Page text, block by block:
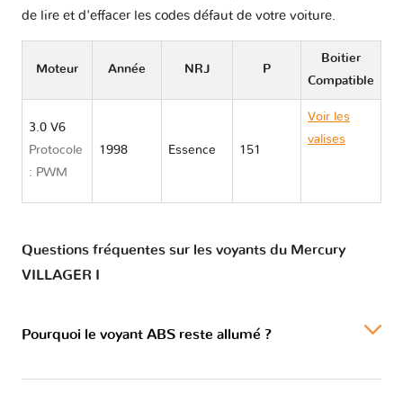
de lire et d'effacer les codes défaut de votre voiture.
Moteur Année NRJ P
Boitier
Compatible
3.0 V6
Protocole
: PWM
1998 Essence 151
Voir les
valises
Questions fréquentes sur les voyants du Mercury
VILLAGER I
Pourquoi le voyant ABS reste allumé ?